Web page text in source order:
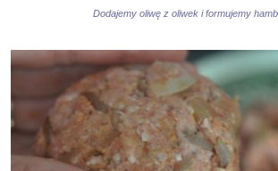
Dodajemy oliwę z oliwek i formujemy